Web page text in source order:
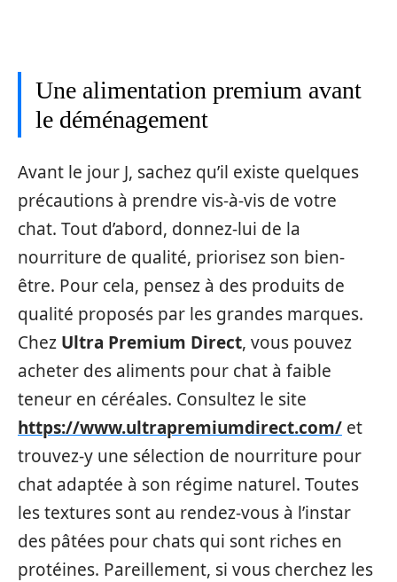
Une alimentation premium avant
le déménagement
Avant le jour J, sachez qu’il existe quelques
précautions à prendre vis-à-vis de votre
chat. Tout d’abord, donnez-lui de la
nourriture de qualité, priorisez son bien-
être. Pour cela, pensez à des produits de
qualité proposés par les grandes marques.
Chez Ultra Premium Direct, vous pouvez
acheter des aliments pour chat à faible
teneur en céréales. Consultez le site
https://www.ultrapremiumdirect.com/ et
trouvez-y une sélection de nourriture pour
chat adaptée à son régime naturel. Toutes
les textures sont au rendez-vous à l’instar
des pâtées pour chats qui sont riches en
protéines. Pareillement, si vous cherchez les